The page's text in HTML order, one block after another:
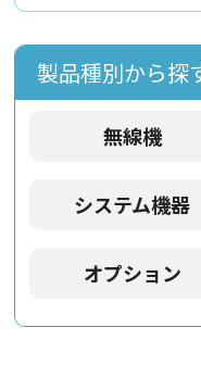
製品種別から探
無線機
システム機器
オプション